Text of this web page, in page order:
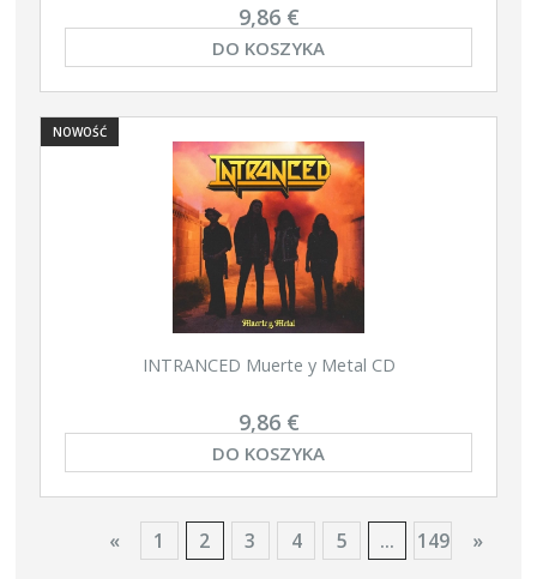
9,86 €
DO KOSZYKA
INTRANCED Muerte y Metal CD
9,86 €
DO KOSZYKA
NOWOŚĆ
« 1 2 3 4 5 ... 149 »